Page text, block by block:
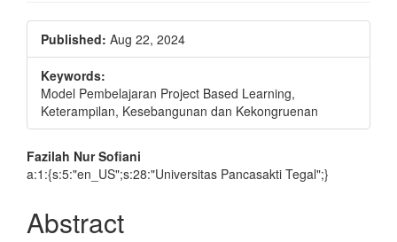
Article
Sidebar
Published: Aug 22, 2024
Keywords:
Model Pembelajaran Project Based Learning,
Keterampilan, Kesebangunan dan Kekongruenan
Main
Article
Content
Fazilah Nur Sofiani
a:1:{s:5:"en_US";s:28:"Universitas Pancasakti Tegal";}
Abstract